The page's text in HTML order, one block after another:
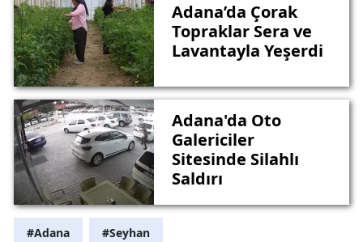
Adana’da Çorak
Topraklar Sera ve
Lavantayla Yeşerdi
Adana'da Oto
Galericiler
Sitesinde Silahlı
Saldırı
#Adana #Seyhan